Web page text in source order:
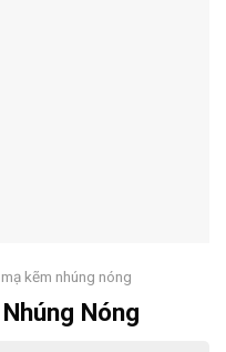
kẽm nhúng nóng
Nóng